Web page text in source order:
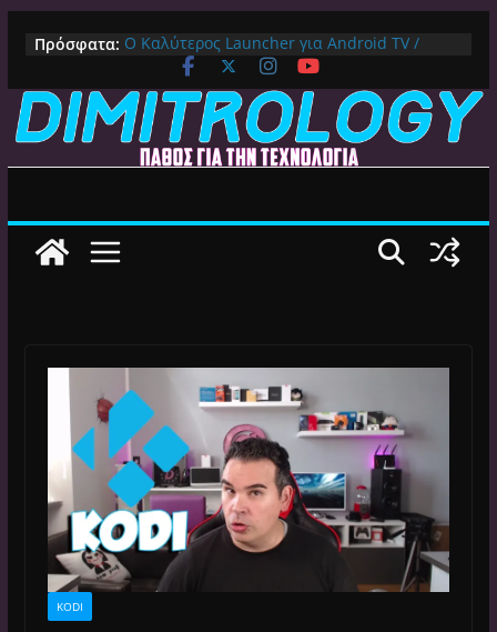
περιεχόμενο
Πρόσφατα: Ο Καλύτερος Launcher για Android TV /
Google TV: Γρήγορος, Χωρίς Διαφημίσεις και
Πλήρη Προσαρμογή!
Πως αλλάζουμε DNS Server σε Mac με
MacOS Ventura (Macbook, Mac Mini, iMac,
κλπ)
Alive GR Kodi: Γιατί Δεν Λειτουργεί Πλέον το
Ο Καλύτερος Διαχειριστής Αρχείων για
KODI